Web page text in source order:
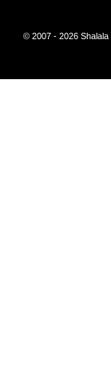
© 2007 - 2026 Shalala